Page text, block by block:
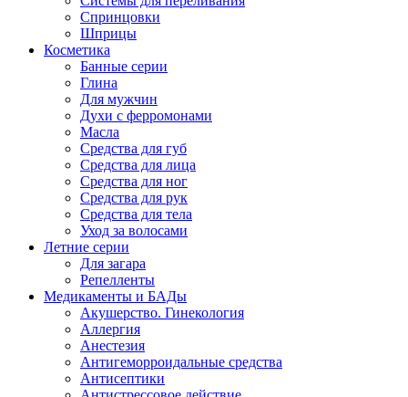
Спринцовки
Шприцы
Косметика
Банные серии
Глина
Для мужчин
Духи с ферромонами
Масла
Средства для губ
Средства для лица
Средства для ног
Средства для рук
Средства для тела
Уход за волосами
Летние серии
Для загара
Репелленты
Медикаменты и БАДы
Акушерство. Гинекология
Аллергия
Анестезия
Антигеморроидальные средства
Антисептики